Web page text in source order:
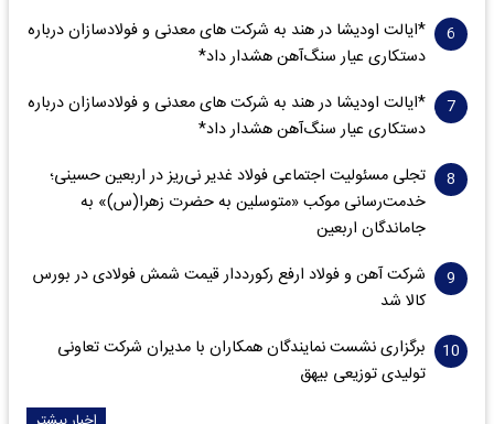
*ایالت اودیشا در هند به شرکت های معدنی و فولادسازان درباره
دستکاری عیار سنگ‌آهن هشدار داد*
*ایالت اودیشا در هند به شرکت های معدنی و فولادسازان درباره
دستکاری عیار سنگ‌آهن هشدار داد*
تجلی مسئولیت اجتماعی فولاد غدیر نی‌ریز در اربعین حسینی؛
خدمت‌رسانی موکب «متوسلین به حضرت زهرا(س)» به
جاماندگان اربعین
شرکت آهن و فولاد ارفع رکورددار قیمت شمش فولادی در بورس
کالا شد
برگزاری نشست نمایندگان همکاران با مدیران شرکت تعاونی
تولیدی توزیعی بیهق